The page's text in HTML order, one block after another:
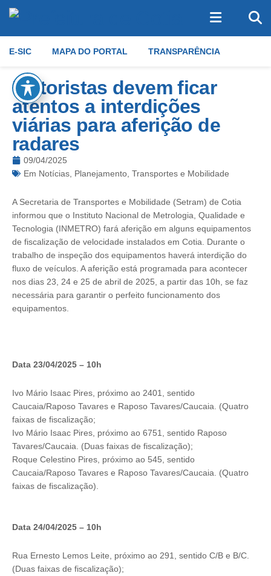
E-SIC MAPA DO PORTAL TRANSPARÊNCIA
Motoristas devem ficar
atentos a interdições
viárias para aferição de
radares
09/04/2025
Em Notícias Planejamento, Transportes e Mobilidade
A Secretaria de Transportes e Mobilidade (Setram) de Cotia
informou que o Instituto Nacional de Metrologia, Qualidade e
Tecnologia (INMETRO) fará aferição em alguns equipamentos
de fiscalização de velocidade instalados em Cotia. Durante o
trabalho de inspeção dos equipamentos haverá interdição do
fluxo de veículos. A aferição está programada para acontecer
nos dias 23, 24 e 25 de abril de 2025, a partir das 10h, se faz
necessária para garantir o perfeito funcionamento dos
equipamentos.
Data 23/04/2025 – 10h
Ivo Mário Isaac Pires, próximo ao 2401, sentido
Caucaia/Raposo Tavares e Raposo Tavares/Caucaia. (Quatro
faixas de fiscalização;
Ivo Mário Isaac Pires, próximo ao 6751, sentido Raposo
Tavares/Caucaia. (Duas faixas de fiscalização);
Roque Celestino Pires, próximo ao 545, sentido
Caucaia/Raposo Tavares e Raposo Tavares/Caucaia. (Quatro
faixas de fiscalização).
Data 24/04/2025 – 10h
Rua Ernesto Lemos Leite, próximo ao 291, sentido C/B e B/C.
(Duas faixas de fiscalização);